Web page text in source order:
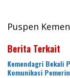
Puspen
Berita Terkait
Kemendagri Bekali
Komunikasi